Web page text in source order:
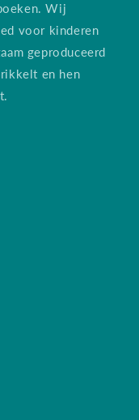
Wij
voor kinderen
geproduceerd
en hen